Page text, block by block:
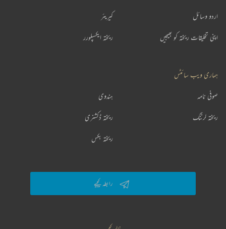
اردو وسائل
اپنی تخلیقات ریختہ کو بھیجیں
کیریئر
ریختہ ایکسپلورر
ہماری ویب سائٹس
ہندوی صوفی نامہ
ریختہ ڈکشنری ریختہ لرننگ
ریختہ بکس
رابطہ کیجیے